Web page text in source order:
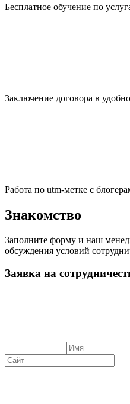
Бесплатное обучение по
Заключение договора в
Работа по utm-метке с
Знакомство
Заполните форму и наш
обсуждения условий
Заявка на